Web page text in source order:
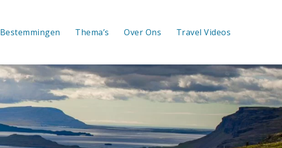
Bestemmingen Thema’s Over Ons Travel Videos